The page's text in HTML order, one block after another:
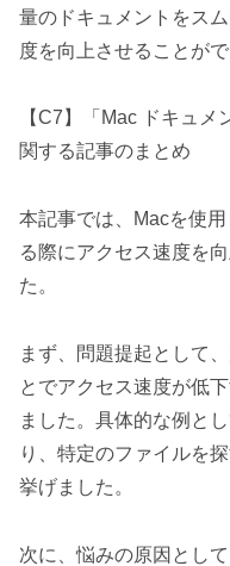
量のドキュメントをス
度を向上させることがで
【C7】「Mac ドキュ
関する記事のまとめ
本記事では、Macを使
る際にアクセス速度を
た。
まず、問題提起として
とでアクセス速度が低
ました。具体的な例と
り、特定のファイルを
挙げました。
次に、悩みの原因とし